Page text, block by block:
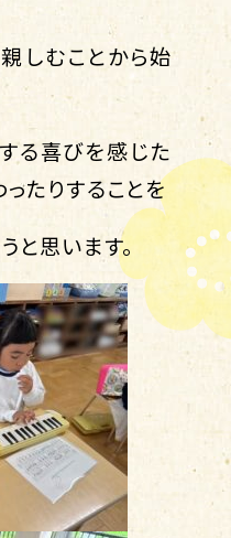
しむことから始
る喜びを感じた
たりすることを
と思います。